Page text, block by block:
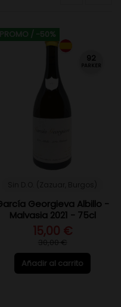
PROMO / -50%
92
PARKER
Georgieva Albillo -
Malvasia 2021 - 75cl
15,00 €
30,00 €
Añadir al carrito